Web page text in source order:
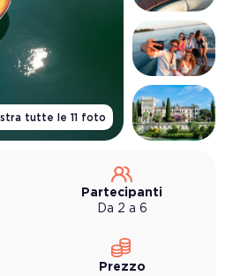
tutte le 11 foto
Partecipanti
Da 2 a 6
Prezzo